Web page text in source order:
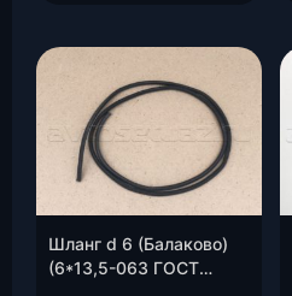
Шланг d 6 (Балаково)
(6*13,5-063 ГОСТ